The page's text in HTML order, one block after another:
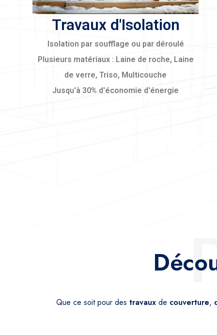
Travaux d'Isolation
Isolation par soufflage ou par déroulé
Plusieurs matériaux : Laine de roche, Laine
de verre, Triso, Multicouche
Jusqu'à 30% d'économie d'énergie
Que ce soit pour des travaux de couverture,